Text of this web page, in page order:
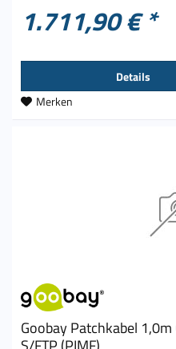
1.711,90 € *
Details
Merken
Goobay Patchkabel 1,0m